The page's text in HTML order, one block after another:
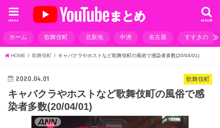
search
menu
ホーム 歌舞伎町 北新地 中洲 名古屋 すすきの
HOME 歌舞伎町 キャバクラやホストなど歌舞伎町の風俗で感染者多数(20/04/01)
歌舞伎町
2020.04.01
キャバクラやホストなど歌舞伎町の風俗で感
染者多数(20/04/01)